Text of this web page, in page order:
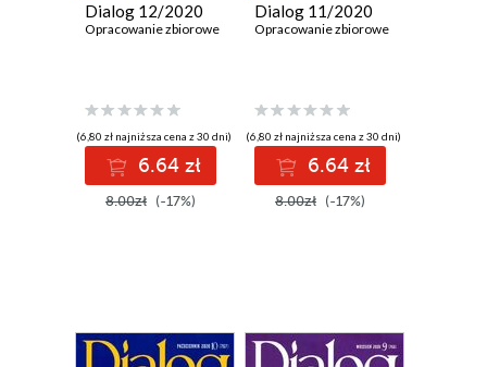
Dialog 12/2020
Opracowanie zbiorowe
(6,80 zł najniższa cena z 30 dni)
6.64 zł
8.00zł (-17%)
Dialog 11/2020
Opracowanie zbiorowe
(6,80 zł najniższa cena z 30 dni)
6.64 zł
8.00zł (-17%)